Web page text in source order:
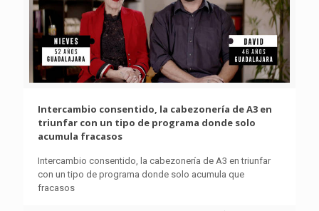
Intercambio consentido, la cabezonería de A3 en
triunfar con un tipo de programa donde solo
acumula fracasos
Intercambio consentido, la cabezonería de A3 en triunfar
con un tipo de programa donde solo acumula que
fracasos